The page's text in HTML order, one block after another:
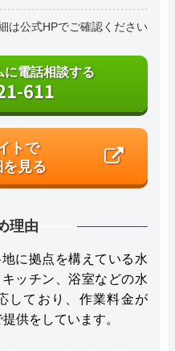
は公式HPでご確認ください
に電話相談する
611
トで
見る
理由
に拠点を構えている水
ッチン、浴室などの水
しており、作業料金が
供をしています。